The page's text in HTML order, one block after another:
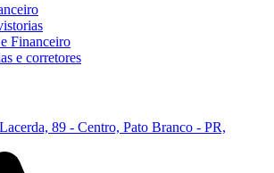
Financeiro
e corretores
89 - Centro, Pato Branco - PR,